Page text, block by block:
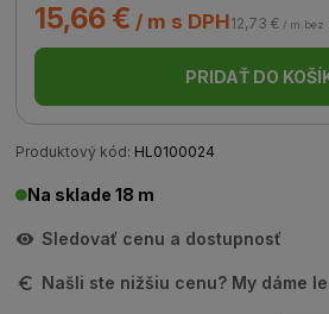
15,66 € / m s DPH12,73 € / m bez
PRIDAŤ DO
Produktový kód: HL0100024
Na sklade 18 m
Sledovať cenu a dostupnosť
Našli ste nižšiu cenu? My dáme